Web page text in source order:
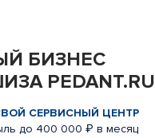
БИЗНЕС
PEDANT.RU
СЕРВИСНЫЙ ЦЕНТР
до 400 000 ₽ в месяц